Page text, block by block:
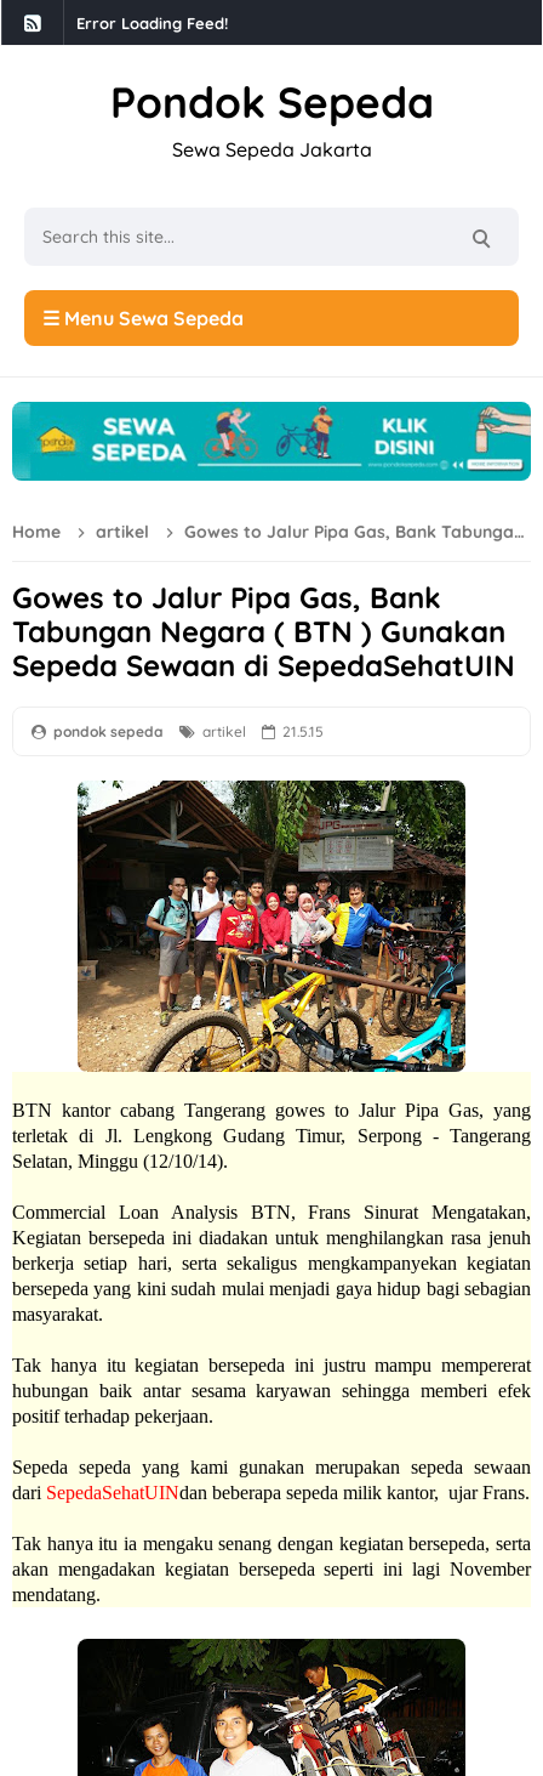
Error Loading Feed!
Pondok Sepeda
Sewa Sepeda Jakarta
☰ Menu Sewa Sepeda
Home artikel Gowes to Jalur Pipa Gas, Bank Tabungan Negara ( BTN ) Gunakan Sepeda Sewaan di SepedaSehatUIN
Gowes to Jalur Pipa Gas, Bank
Tabungan Negara ( BTN ) Gunakan
Sepeda Sewaan di SepedaSehatUIN
pondok sepeda artikel 21.5.15
BTN kantor cabang Tangerang gowes to Jalur Pipa Gas, yang
terletak di Jl. Lengkong Gudang Timur, Serpong - Tangerang
Selatan, Minggu (12/10/14).
Commercial Loan Analysis BTN, Frans Sinurat Mengatakan,
Kegiatan bersepeda ini diadakan untuk menghilangkan rasa jenuh
berkerja setiap hari, serta sekaligus mengkampanyekan kegiatan
bersepeda yang kini sudah mulai menjadi gaya hidup bagi sebagian
masyarakat.
Tak hanya itu kegiatan bersepeda ini justru mampu mempererat
hubungan baik antar sesama karyawan sehingga memberi efek
positif terhadap pekerjaan.
Sepeda sepeda yang kami gunakan merupakan sepeda sewaan
dari SepedaSehatUINdan beberapa sepeda milik kantor, ujar Frans.
Tak hanya itu ia mengaku senang dengan kegiatan bersepeda, serta
akan mengadakan kegiatan bersepeda seperti ini lagi November
mendatang.